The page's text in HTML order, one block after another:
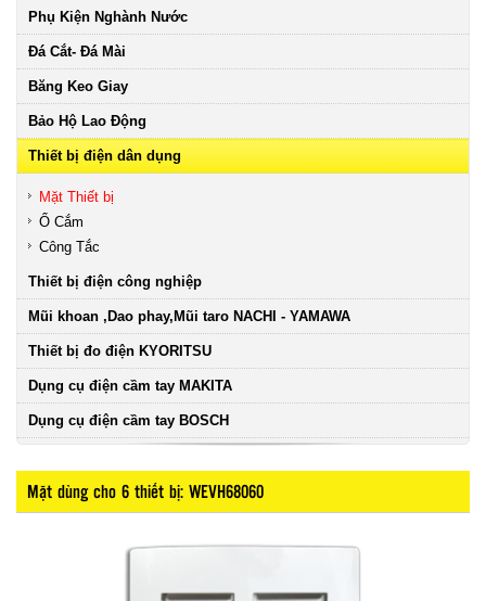
Phụ Kiện Nghành Nước
Đá Cắt- Đá Mài
Băng Keo Giay
Bảo Hộ Lao Động
Thiết bị điện dân dụng
Mặt Thiết bị
Ổ Cắm
Công Tắc
Thiết bị điện công nghiệp
Mũi khoan ,Dao phay,Mũi taro NACHI - YAMAWA
Thiết bị đo điện KYORITSU
Dụng cụ điện cầm tay MAKITA
Dụng cụ điện cầm tay BOSCH
Mặt dùng cho 6 thiết bị: WEVH68060